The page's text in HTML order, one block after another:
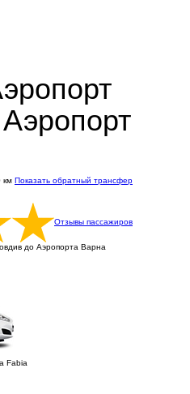
км Показать обратный трансфер
Отзывы пассажиров
до Аэропорта Варна
Fabia